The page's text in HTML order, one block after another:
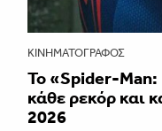
ΚΙΝΗΜΑΤΟΓΡΆΦΟΣ
Το «Spider-Man:
κάθε ρεκόρ και
2026